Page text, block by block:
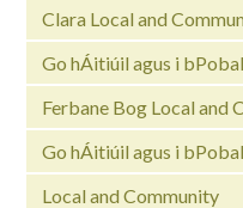
Clara Local and
Go hÁitiúil agus i
Ferbane Bog Local and
Go hÁitiúil agus i
Local and Community